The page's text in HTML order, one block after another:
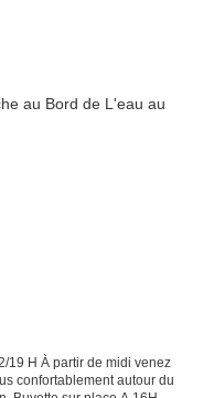
19 H À partir de midi venez
confortablement autour du